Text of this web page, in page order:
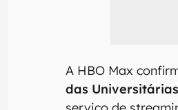
A HBO Max
das